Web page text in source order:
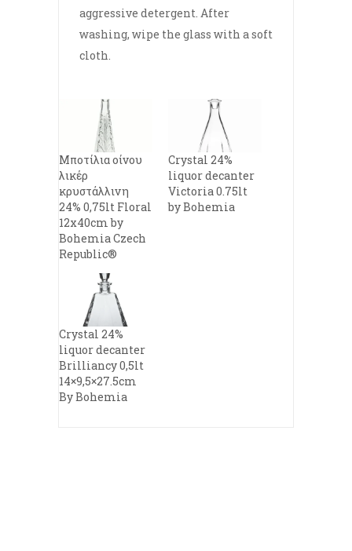
aggressive detergent. After
washing, wipe the glass with a soft
cloth.
Μποτίλια οίνου
λικέρ
κρυστάλλινη
24% 0,75lt Floral
12x40cm by
Bohemia Czech
Republic®
Crystal 24%
liquor decanter
Victoria 0.75lt
by Bohemia
Crystal 24%
liquor decanter
Brilliancy 0,5lt
14×9,5×27.5cm
By Bohemia